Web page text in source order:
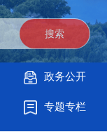
政务公开
专题专栏